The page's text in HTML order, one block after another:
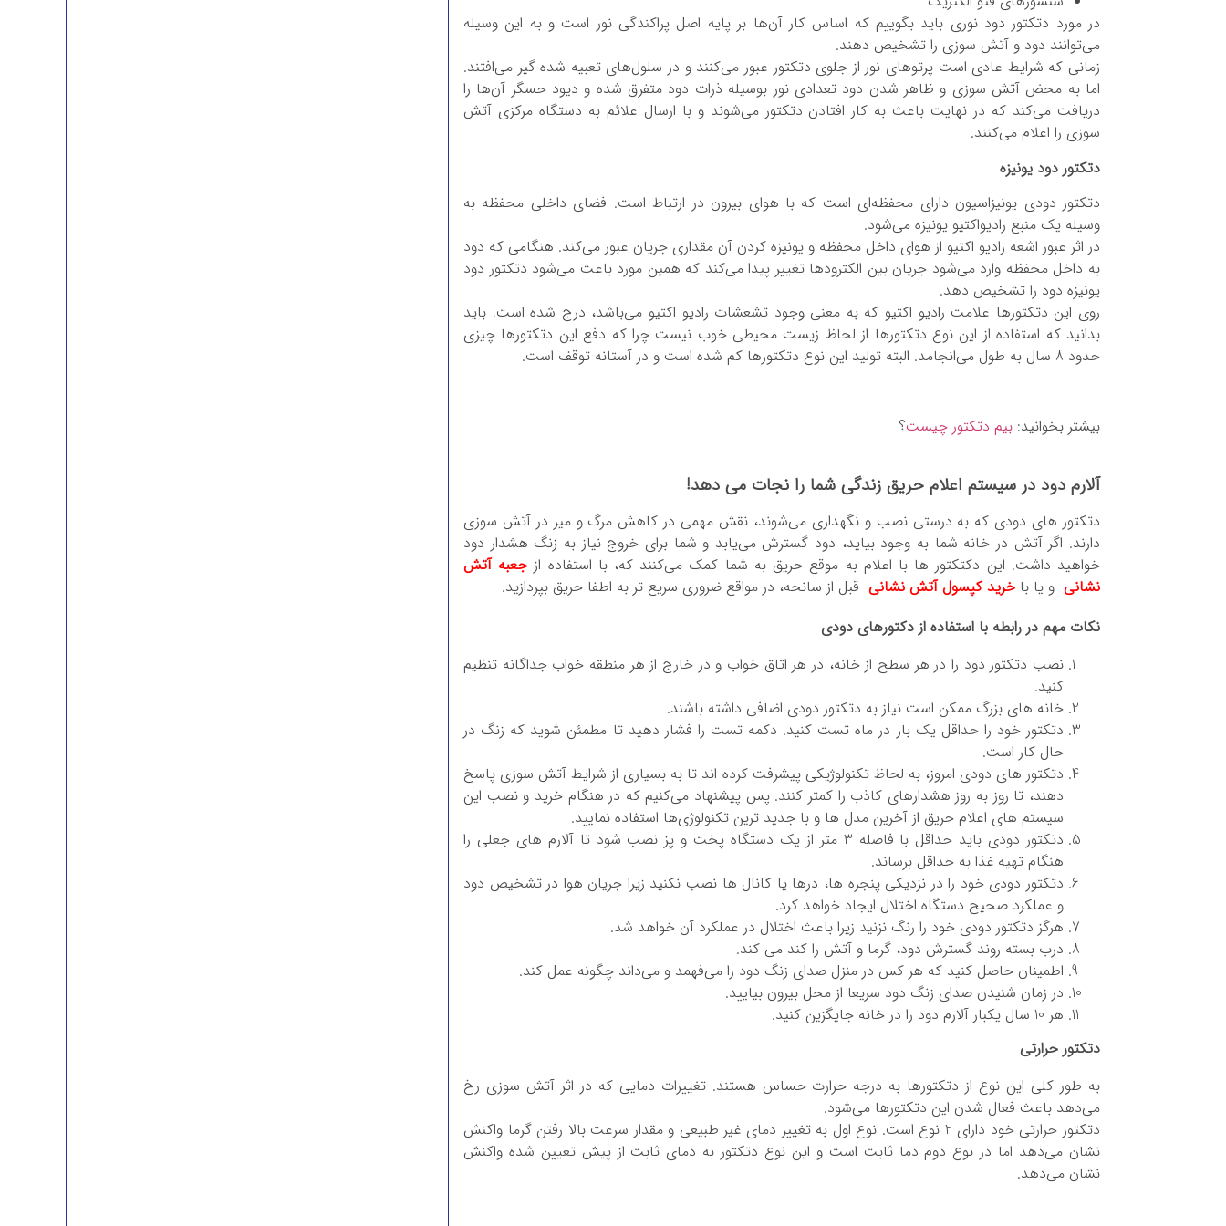
در مورد دتکتور دود نوری باید بگوییم که اساس کار آن‌ها بر پایه اصل پراکندگی نور است و به این وسیله
می‌توانند دود و آتش سوزی را تشخیص دهند.
زمانی که شرایط عادی است پرتوهای نور از جلوی دتکتور عبور می‌کنند و در سلول‌های تعبیه شده گیر می‌افتند.
اما به محض آتش سوزی و ظاهر شدن دود تعدادی نور بوسیله ذرات دود متفرق شده و دیود حسگر آن‌ها را
دریافت می‌کند که در نهایت باعث به کار افتادن دتکتور می‌شوند و با ارسال علائم به دستگاه مرکزی آتش
سوزی را اعلام می‌کنند.
دتکتور دود یونیزه
دتکتور دودی یونیزاسیون دارای محفظه‌ای است که با هوای بیرون در ارتباط است. فضای داخلی محفظه به
وسیله یک منبع رادیواکتیو یونیزه می‌شود.
در اثر عبور اشعه راديو اکتيو از هوای داخل محفظه و يونيزه کردن آن مقداری جريان عبور می‌کند. هنگامی که دود
به داخل محفظه وارد می‌شود جریان بین الکترودها تغییر پیدا می‌کند که همین مورد باعث می‌شود دتکتور دود
یونیزه دود را تشخیص دهد.
روی اين دتکتورها علامت راديو اکتيو که به معنی وجود تشعشات راديو اکتيو می‌باشد، درج شده است. باید
بدانید که استفاده از این نوع دتکتورها از لحاظ زيست محيطی خوب نیست چرا که دفع اين دتکتورها چیزی
حدود 8 سال به طول می‌انجامد. البته توليد اين نوع دتکتورها کم شده است و در آستانه توقف است.
بیشتر بخوانید: بیم دتکتور چیست؟
آلارم دود در سیستم اعلام حریق زندگی شما را نجات می دهد!
دتکتور های دودی که به درستی نصب و نگهداری می‌شوند، نقش مهمی در کاهش مرگ و میر در آتش سوزی
دارند. اگر آتش در خانه شما به وجود بیاید، دود گسترش می‌یابد و شما برای خروج نیاز به زنگ هشدار دود
خواهید داشت. این دکتکتور ها با اعلام به موقع حریق به شما کمک می‌کنند که، با استفاده از جعبه آتش
نشانی و یا با خرید کپسول آتش نشانی قبل از سانحه، در مواقع ضروری سریع تر به اطفا حریق بپردازید.
نکات مهم در رابطه با استفاده از دکتورهای دودی
نصب دتکتور دود را در هر سطح از خانه، در هر اتاق خواب و در خارج از هر منطقه خواب جداگانه تنظیم
کنید.
خانه های بزرگ ممکن است نیاز به دتکتور دودی اضافی داشته باشند.
دتکتور خود را حداقل یک بار در ماه تست کنید. دکمه تست را فشار دهید تا مطمئن شوید که زنگ در
حال کار است.
دتکتور های دودی امروز، به لحاظ تکنولوژیکی پیشرفت کرده اند تا به بسیاری از شرایط آتش سوزی پاسخ
دهند، تا روز به روز هشدارهای کاذب را کمتر کنند. پس پیشنهاد می‌کنیم که در هنگام خرید و نصب این
سیستم های اعلام حریق از آخرین مدل ها و با جدید ترین تکنولوژی‌ها استفاده نمایید.
دتکتور دودی باید حداقل با فاصله 3 متر از یک دستگاه پخت و پز نصب شود تا آلارم های جعلی را
هنگام تهیه غذا به حداقل برساند.
دتکتور دودی خود را در نزدیکی پنجره ها، درها یا کانال ها نصب نکنید زیرا جریان هوا در تشخیص دود
و عملکرد صحیح دستگاه اختلال ایجاد خواهد کرد.
هرگز دتکتور دودی خود را رنگ نزنید زیرا باعث اختلال در عملکرد آن خواهد شد.
درب بسته روند گسترش دود، گرما و آتش را کند می کند.
اطمینان حاصل کنید که هر کس در منزل صدای زنگ دود را می‌فهمد و می‌داند چگونه عمل کند.
در زمان شنیدن صدای زنگ دود سریعا از محل بیرون بیایید.
هر 10 سال یکبار آلارم دود را در خانه جایگزین کنید.
دتکتور حرارتی
به طور کلی این نوع از دتکتورها به درجه حرارت حساس هستند. تغییرات دمایی که در اثر آتش سوزی رخ
می‌دهد باعث فعال شدن این دتکتورها می‌شود.
دتکتور حرارتی خود دارای 2 نوع است. نوع اول به تغییر دمای غیر طبیعی و مقدار سرعت بالا رفتن گرما واکنش
نشان می‌دهد اما در نوع دوم دما ثابت است و این نوع دتکتور به دمای ثابت از پیش تعیین شده واکنش
نشان می‌دهد.